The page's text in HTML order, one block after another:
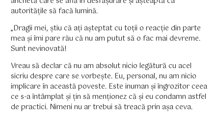
autoritățile să facă lumină.
„Dragii mei, știu că ați așteptat cu toții o reacție din parte
mea și îmi pare rău că nu am putut să o fac mai devreme.
Sunt nevinovată!
Vreau să declar că nu am absolut nicio legătură cu acel
sicriu despre care se vorbește. Eu, personal, nu am nicio
implicare în această poveste. Este inuman și îngrozitor ceea
ce s-a întâmplat și țin să menționez că și eu condamn astfel
de practici. Nimeni nu ar trebui să treacă prin așa ceva.